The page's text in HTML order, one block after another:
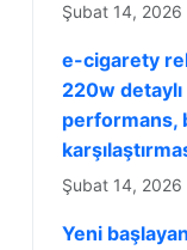
Şubat 14, 2026
e-cigarety
220w
performans,
Şubat 14, 2026
Yeni